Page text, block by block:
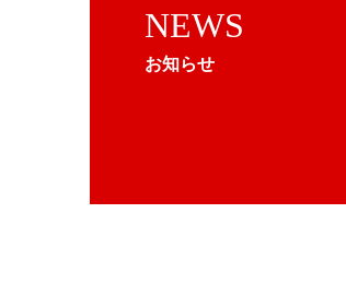
NEWS
お知らせ